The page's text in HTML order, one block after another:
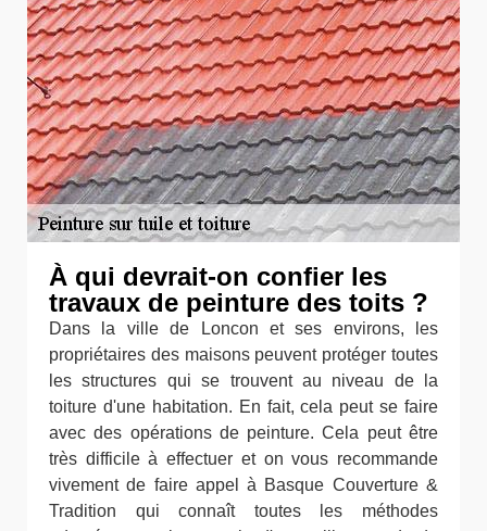
À qui devrait-on confier les
travaux de peinture des toits ?
Dans la ville de Loncon et ses environs, les
propriétaires des maisons peuvent protéger toutes
les structures qui se trouvent au niveau de la
toiture d'une habitation. En fait, cela peut se faire
avec des opérations de peinture. Cela peut être
très difficile à effectuer et on vous recommande
vivement de faire appel à Basque Couverture &
Tradition qui connaît toutes les méthodes